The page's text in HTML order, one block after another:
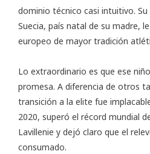
dominio técnico casi intuitivo.
Suecia, país natal de su madre,
europeo de mayor tradición
Lo extraordinario es que ese
promesa. A diferencia de otros
transición a la elite fue
2020, superó el récord mundial
Lavillenie y dejó claro que el
consumado.